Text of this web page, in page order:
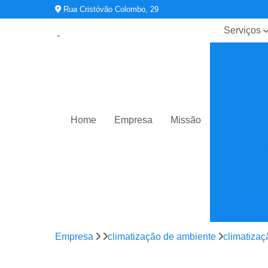
Rua Cristóvão Colombo, 29
Home Empresa Missão
Serviços
Sistemas
Empresa climatização de ambiente